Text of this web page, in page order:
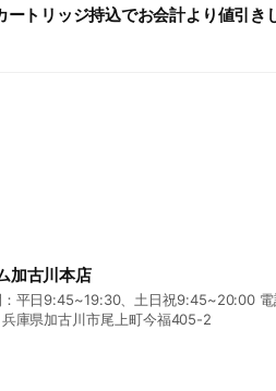
ートリッジ持込でお会計より値引き
加古川本店
：平日9:45~19:30、土日祝9:45~20:00
庫県加古川市尾上町今福405-2